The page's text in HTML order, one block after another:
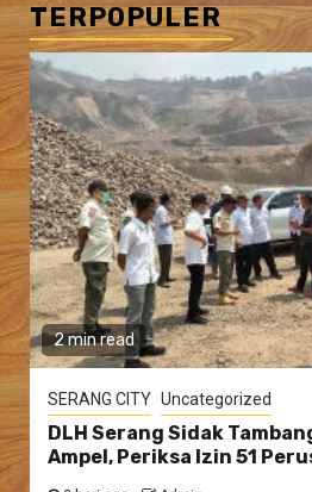
TERPOPULER
2 min read
SERANG CITY Uncategorized
DLH Serang Sidak
Ampel, Periksa Izin 51